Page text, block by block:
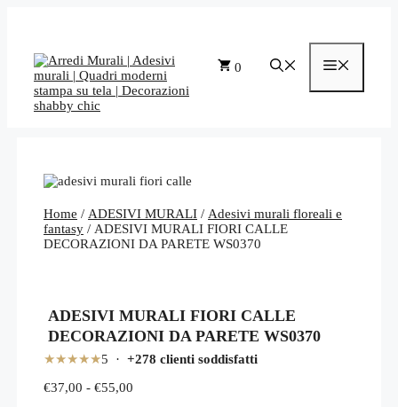
0
Home / ADESIVI MURALI / Adesivi murali floreali e
fantasy / ADESIVI MURALI FIORI CALLE
DECORAZIONI DA PARETE WS0370
ADESIVI MURALI FIORI CALLE
DECORAZIONI DA PARETE WS0370
★★★★★5 · +278 clienti soddisfatti
€37,00 - €55,00